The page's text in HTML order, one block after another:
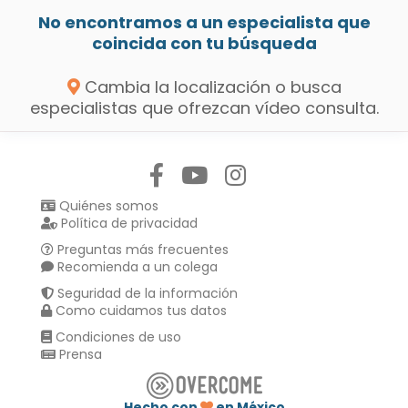
No encontramos a un especialista que
coincida con tu búsqueda
Cambia la localización o busca
especialistas que ofrezcan vídeo consulta.
Quiénes somos
Política de privacidad
Preguntas más frecuentes
Recomienda a un colega
Seguridad de la información
Como cuidamos tus datos
Condiciones de uso
Prensa